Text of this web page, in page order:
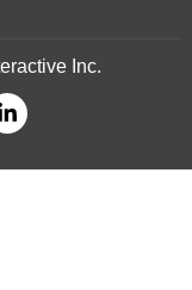
Inc.